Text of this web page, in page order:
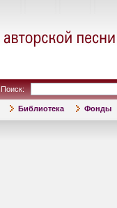
Поиск:
Библиотека Фонды